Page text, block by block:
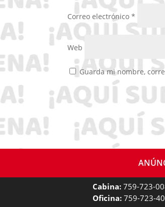
Correo electrónico*
Web
Guarda mi nombre,
Cabina: 759-723-
Oficina: 759-723-